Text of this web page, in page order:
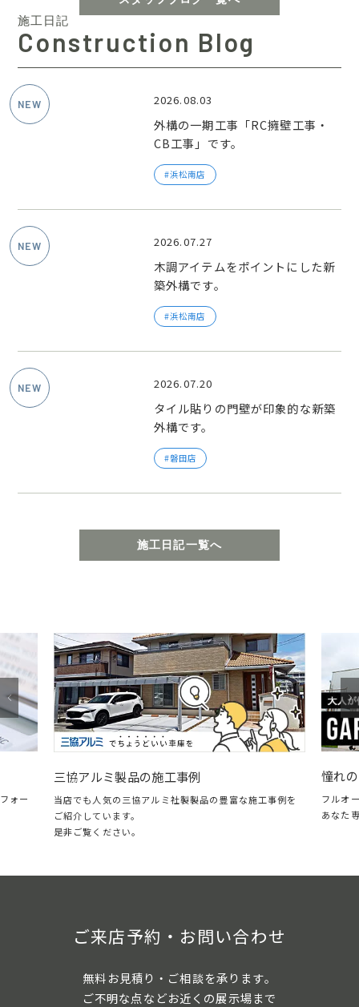
施工日記
Construction Blog
2026.08.03
外構の一期工事「RC擁壁工事・
CB工事」です。
浜松南店
2026.07.27
木調アイテムをポイントにした新
築外構です。
浜松南店
2026.07.20
タイル貼りの門壁が印象的な新築
外構です。
磐田店
施工日記一覧へ
ォー
三協アルミ製品の施工事例
当店でも人気の三協アルミ社製製品の豊富な施工事例を
ご紹介しています。
是非ご覧ください。
憧れ
フルオ
あなた
ご来店予約・お問い合わせ
無料お見積り・ご相談を承ります。
ご不明な点などお近くの展示場まで